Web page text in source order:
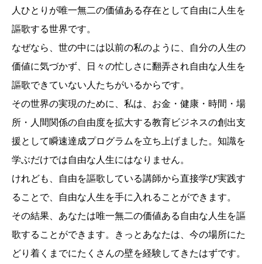
人ひとりが唯一無二の価値ある存在として自由に人生を
謳歌する世界です。
なぜなら、世の中には以前の私のように、自分の人生の
価値に気づかず、日々の忙しさに翻弄され自由な人生を
謳歌できていない人たちがいるからです。
その世界の実現のために、私は、お金・健康・時間・場
所・人間関係の自由度を拡大する教育ビジネスの創出支
援として瞬速達成プログラムを立ち上げました。知識を
学ぶだけでは自由な人生にはなりません。
けれども、自由を謳歌している講師から直接学び実践す
ることで、自由な人生を手に入れることができます。
その結果、あなたは唯一無二の価値ある自由な人生を謳
歌することができます。きっとあなたは、今の場所にた
どり着くまでにたくさんの壁を経験してきたはずです。